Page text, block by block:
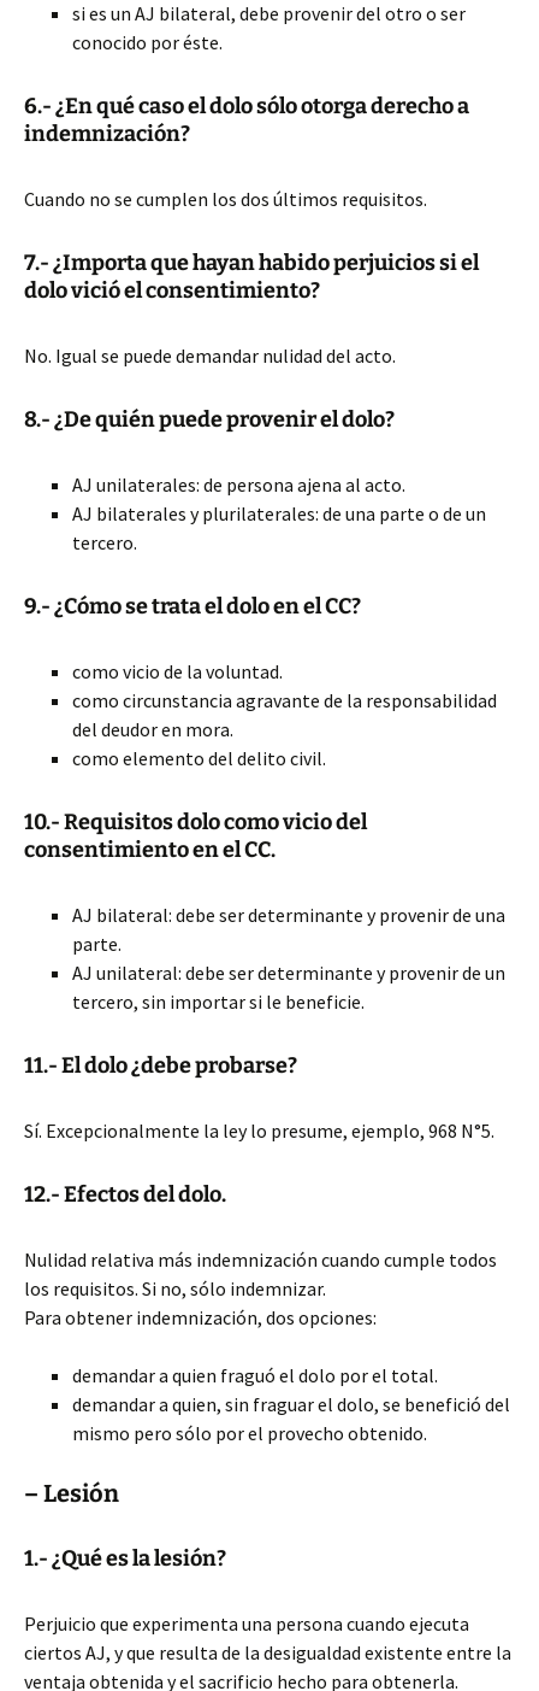
si es un AJ bilateral, debe provenir del otro o ser
conocido por éste.
6.- ¿En qué caso el dolo sólo otorga derecho a
indemnización?
Cuando no se cumplen los dos últimos requisitos.
7.- ¿Importa que hayan habido perjuicios si el
dolo vició el consentimiento?
No. Igual se puede demandar nulidad del acto.
8.- ¿De quién puede provenir el dolo?
AJ unilaterales: de persona ajena al acto.
AJ bilaterales y plurilaterales: de una parte o de un
tercero.
9.- ¿Cómo se trata el dolo en el CC?
como vicio de la voluntad.
como circunstancia agravante de la responsabilidad
del deudor en mora.
como elemento del delito civil.
10.- Requisitos dolo como vicio del
consentimiento en el CC.
AJ bilateral: debe ser determinante y provenir de una
parte.
AJ unilateral: debe ser determinante y provenir de un
tercero, sin importar si le beneficie.
11.- El dolo ¿debe probarse?
Sí. Excepcionalmente la ley lo presume, ejemplo, 968 N°5.
12.- Efectos del dolo.
Nulidad relativa más indemnización cuando cumple todos
los requisitos. Si no, sólo indemnizar.
Para obtener indemnización, dos opciones:
demandar a quien fraguó el dolo por el total.
demandar a quien, sin fraguar el dolo, se benefició del
mismo pero sólo por el provecho obtenido.
– Lesión
1.- ¿Qué es la lesión?
Perjuicio que experimenta una persona cuando ejecuta
ciertos AJ, y que resulta de la desigualdad existente entre la
ventaja obtenida y el sacrificio hecho para obtenerla.